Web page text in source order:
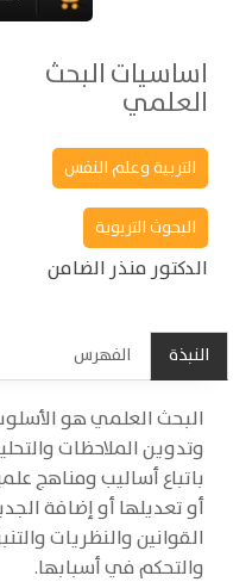
اساسيات البحث
العلمي
التربية وعلم النفس
البحوث التربوية
الدكتور منذر الضامن
النبذة الفهرس
البحث العلمي هو
وتدوين الملاحظات
باتباع أساليب ومناهج
أو تعديلها أو إضافة
القوانين والنظريات
والتحكم في أسبابها.